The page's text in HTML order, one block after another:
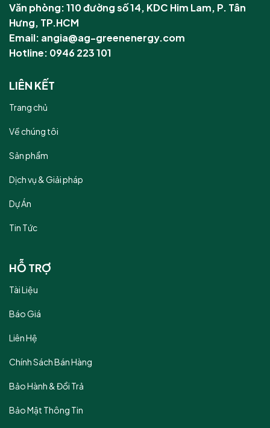
Văn phòng: 110 đường số 14, KDC Him Lam, P. Tân
Hưng, TP.HCM
Email: angia@ag-greenenergy.com
Hotline: 0946 223 101
LIÊN KẾT
Trang chủ
Về chúng tôi
Sản phẩm
Dịch vụ & Giải pháp
Dự Án
Tin Tức
HỖ TRỢ
Tài Liệu
Báo Giá
Liên Hệ
Chính Sách Bán Hàng
Bảo Hành & Đổi Trả
Bảo Mật Thông Tin